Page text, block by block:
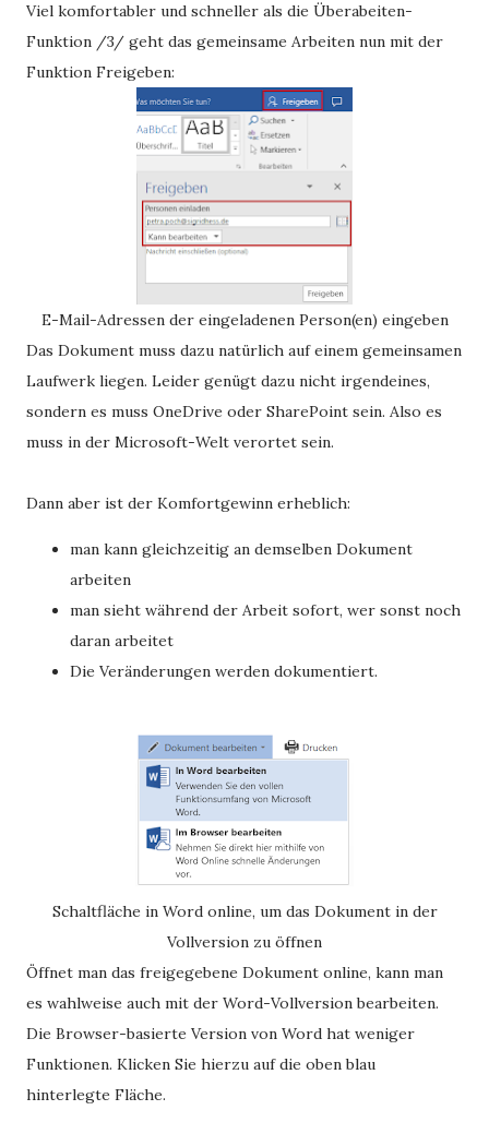
Viel komfortabler und schneller als die Überabeiten-
Funktion /3/ geht das gemeinsame Arbeiten nun mit der
Funktion Freigeben:
E-Mail-Adressen der eingeladenen Person(en) eingeben
Das Dokument muss dazu natürlich auf einem gemeinsamen
Laufwerk liegen. Leider genügt dazu nicht irgendeines,
sondern es muss OneDrive oder SharePoint sein. Also es
muss in der Microsoft-Welt verortet sein.
Dann aber ist der Komfortgewinn erheblich:
man kann gleichzeitig an demselben Dokument
arbeiten
man sieht während der Arbeit sofort, wer sonst noch
daran arbeitet
Die Veränderungen werden dokumentiert.
Schaltfläche in Word online, um das Dokument in der
Vollversion zu öffnen
Öffnet man das freigegebene Dokument online, kann man
es wahlweise auch mit der Word-Vollversion bearbeiten.
Die Browser-basierte Version von Word hat weniger
Funktionen. Klicken Sie hierzu auf die oben blau
hinterlegte Fläche.